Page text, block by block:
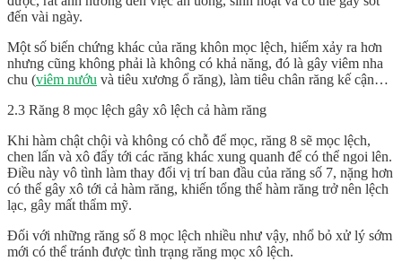
đến vài ngày.
Một số biến chứng khác của răng khôn mọc lệch, hiếm xảy ra hơn
nhưng cũng không phải là không có khả năng, đó là gây viêm nha
chu (viêm nướu và tiêu xương ổ răng), làm tiêu chân răng kế cận…
2.3 Răng 8 mọc lệch gây xô lệch cả hàm răng
Khi hàm chật chội và không có chỗ để mọc, răng 8 sẽ mọc lệch,
chen lấn và xô đẩy tới các răng khác xung quanh để có thể ngoi lên.
Điều này vô tình làm thay đổi vị trí ban đầu của răng số 7, nặng hơn
có thể gây xô tới cả hàm răng, khiến tổng thể hàm răng trở nên lệch
lạc, gây mất thẩm mỹ.
Đối với những răng số 8 mọc lệch nhiều như vậy, nhổ bỏ xử lý sớm
mới có thể tránh được tình trạng răng mọc xô lệch.